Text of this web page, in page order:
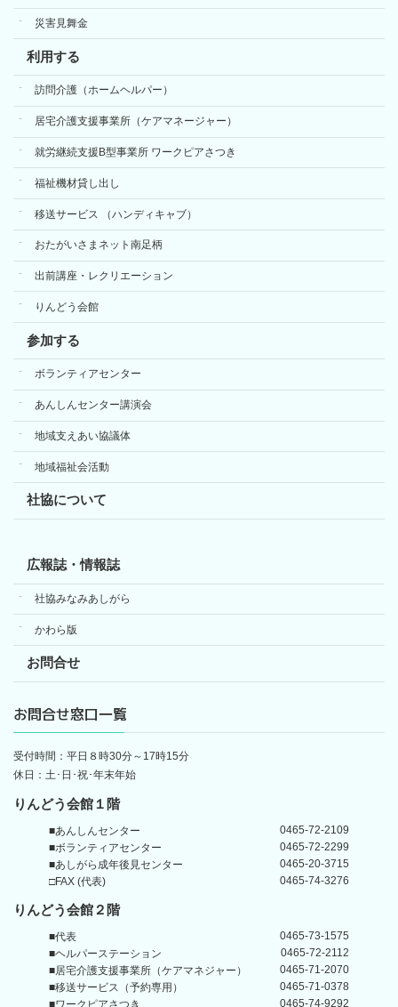
災害見舞金
利用する
訪問介護（ホームヘルパー）
居宅介護支援事業所（ケアマネージャー）
就労継続支援B型事業所 ワークピアさつき
福祉機材貸し出し
移送サービス （ハンディキャブ）
おたがいさまネット南足柄
出前講座・レクリエーション
りんどう会館
参加する
ボランティアセンター
あんしんセンター講演会
地域支えあい協議体
地域福祉会活動
社協について
広報誌・情報誌
社協みなみあしがら
かわら版
お問合せ
お問合せ窓口一覧
受付時間：平日８時30分～17時15分
休日：土･日･祝･年末年始
りんどう会館１階
■あんしんセンター
0465-72-2109
■ボランティアセンター
0465-72-2299
■あしがら成年後見センター
0465-20-3715
□FAX (代表)
0465-74-3276
りんどう会館 ２階
■代表
0465-73-1575
■ヘルパーステーション
0465-72-2112
■居宅介護支援事業所 （ケアマネジャー）
0465-71-2070
■移送サービス（予約専用）
0465-71-0378
0465-74-9292